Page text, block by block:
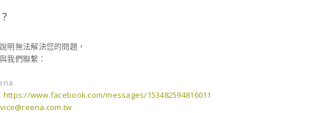
明無法解決您的問題，
我們聯繫：
https://www.facebook.com/messages/153482594816011